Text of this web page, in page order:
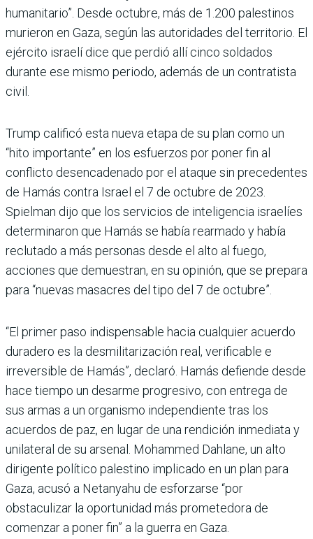
humanitario”. Desde octubre, más de 1.200 palestinos
murieron en Gaza, según las autoridades del territorio. El
ejército israelí dice que perdió allí cinco soldados
durante ese mismo periodo, además de un contratista
civil.
Trump calificó esta nueva etapa de su plan como un
“hito importante” en los esfuerzos por poner fin al
conflicto desencadenado por el ataque sin precedentes
de Hamás contra Israel el 7 de octubre de 2023.
Spielman dijo que los servicios de inteligencia israelíes
determinaron que Hamás se había rearmado y había
reclutado a más personas desde el alto al fuego,
acciones que demuestran, en su opinión, que se prepara
para “nuevas masacres del tipo del 7 de octubre”.
“El primer paso indispensable hacia cualquier acuerdo
duradero es la desmilitarización real, verificable e
irreversible de Hamás”, declaró. Hamás defiende desde
hace tiempo un desarme progresivo, con entrega de
sus armas a un organismo independiente tras los
acuerdos de paz, en lugar de una rendición inmediata y
unilateral de su arsenal. Mohammed Dahlane, un alto
dirigente político palestino implicado en un plan para
Gaza, acusó a Netanyahu de esforzarse “por
obstaculizar la oportunidad más prometedora de
comenzar a poner fin” a la guerra en Gaza.